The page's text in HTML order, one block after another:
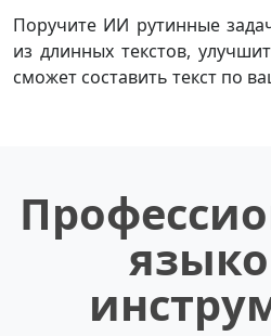
Поручите ИИ рутинные
из длинных текстов,
сможет составить текст по